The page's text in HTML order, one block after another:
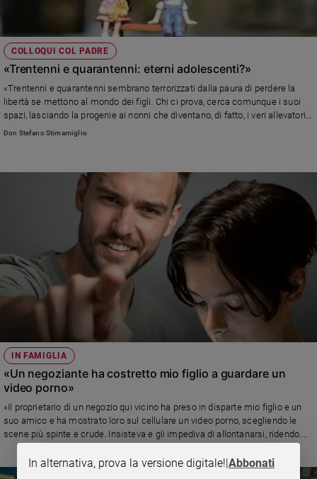
COLLOQUI COL PADRE
«Trentenni e quarantenni: eterni adolescenti?»
«Trentenni e quarantenni sembrano terrorizzati dalla paura di perdere la
libertà se mettono al mondo dei figli. Chi ci prova, cerca comunque i suoi
spazi, lasciando la progenie ai nonni che diventano, di fatto, i veri allevatori
di questi neo-orfani...»
Don Stefano Stimamiglio
IN FAMIGLIA
«Un negoziante ha costretto mio figlio a guardare un
video porno»
«Il proprietario di un negozio qui vicino ha preso in disparte mio figlio e un
suo amico e ha mostrato loro sul cellulare un video porno, scegliendo le
scene più spinte e crude. Insisteva e gli impediva di allontanarsi, ridendo.
Cosa posso fare per proteggerlo? Gli concedo la giusta libertà, ma qui
siamo in balia degli eventi. Lo chiudo in casa?» Risponde Alberto Pellai
In alternativa, prova la versione digitale!|Abbonati